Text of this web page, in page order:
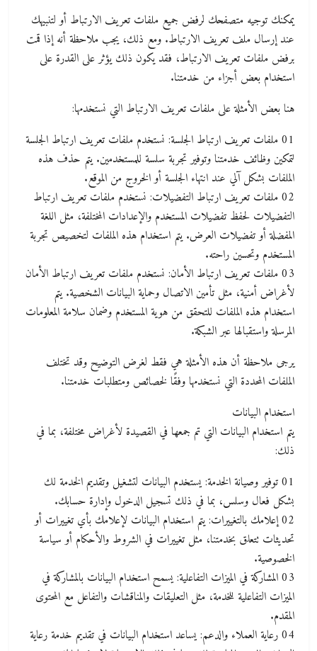
يمكنك توجيه متصفحك لرفض جميع ملفات تعريف الارتباط أو لتنبيهك
عند إرسال ملف تعريف الارتباط. ومع ذلك، يجب ملاحظة أنه إذا قمت
برفض ملفات تعريف الارتباط، فقد يكون ذلك يؤثر على القدرة على
استخدام بعض أجزاء من خدمتنا.
هنا بعض الأمثلة على ملفات تعريف الارتباط التي نستخدمها:
01 ملفات تعريف ارتباط الجلسة: نستخدم ملفات تعريف ارتباط الجلسة
لتمكين وظائف خدمتنا وتوفير تجربة سلسة للمستخدمين. يتم حذف هذه
الملفات بشكل آلي عند انتهاء الجلسة أو الخروج من الموقع.
02 ملفات تعريف ارتباط التفضيلات: نستخدم ملفات تعريف ارتباط
التفضيلات لحفظ تفضيلات المستخدم والإعدادات المختلفة، مثل اللغة
المفضلة أو تفضيلات العرض. يتم استخدام هذه الملفات لتخصيص تجربة
المستخدم وتحسين راحته.
03 ملفات تعريف ارتباط الأمان: نستخدم ملفات تعريف ارتباط الأمان
لأغراض أمنية، مثل تأمين الاتصال وحماية البيانات الشخصية. يتم
استخدام هذه الملفات للتحقق من هوية المستخدم وضمان سلامة المعلومات
المرسلة واستقبالها عبر الشبكة.
يرجى ملاحظة أن هذه الأمثلة هي فقط لغرض التوضيح وقد تختلف
الملفات المحددة التي نستخدمها وفقًا لخصائص ومتطلبات خدمتنا.
استخدام البيانات
يتم استخدام البيانات التي تم جمعها في القصيدة لأغراض مختلفة، بما في
ذلك:
01 توفير وصيانة الخدمة: يستخدم البيانات لتشغيل وتقديم الخدمة لك
بشكل فعال وسلس، بما في ذلك تسجيل الدخول وإدارة حسابك.
02 إعلامك بالتغييرات: يتم استخدام البيانات لإعلامك بأي تغييرات أو
تحديثات تتعلق بخدمتنا، مثل تغييرات في الشروط والأحكام أو سياسة
الخصوصية.
03 المشاركة في الميزات التفاعلية: يسمح استخدام البيانات بالمشاركة في
الميزات التفاعلية للخدمة، مثل التعليقات والمناقشات والتفاعل مع المحتوى
المقدم.
04 رعاية العملاء والدعم: يساعد استخدام البيانات في تقديم خدمة رعاية